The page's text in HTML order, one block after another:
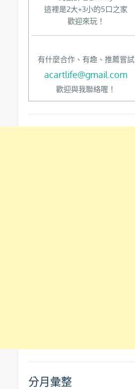
這裡是2大+3小的5口之家
歡迎來玩！
有什麼合作、有趣、推薦嘗試
acartlife@gmail.com
歡迎與我聯絡喔！
分月彙整